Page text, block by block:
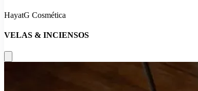
HayatG Cosmética
VELAS & INCIENSOS